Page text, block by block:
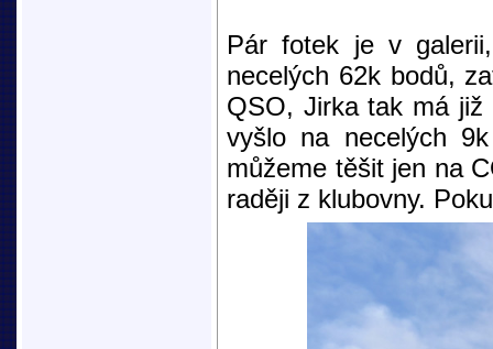
Pár fotek je v
necelých 62k bodů,
QSO, Jirka tak má již
vyšlo na necelých
můžeme těšit jen na
raději z klubovny.